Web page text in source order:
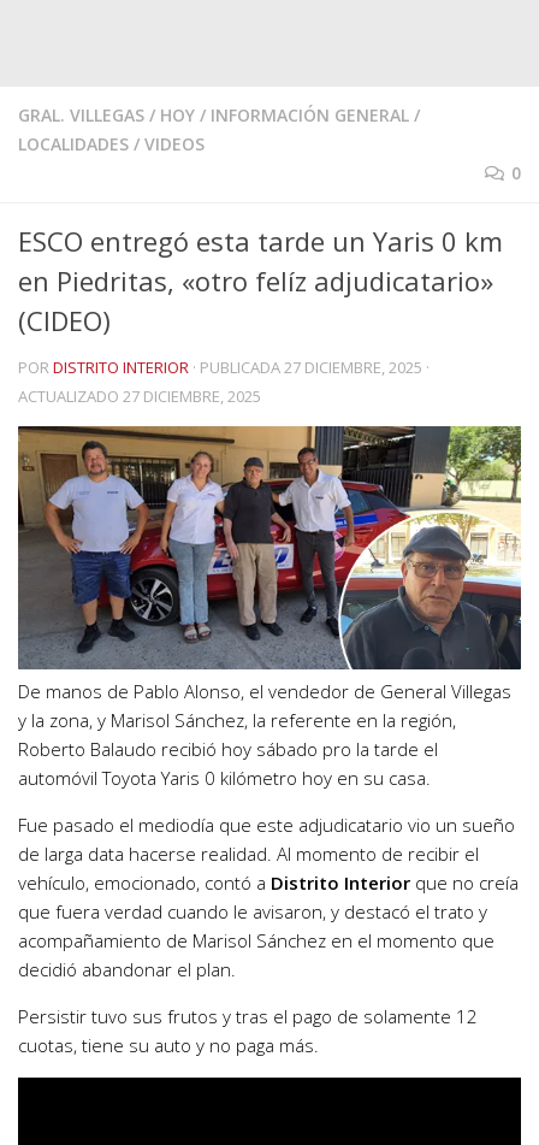
GRAL. VILLEGAS / HOY / INFORMACIÓN GENERAL /
LOCALIDADES / VIDEOS
0
ESCO entregó esta tarde un Yaris 0 km
en Piedritas, «otro felíz adjudicatario»
(CIDEO)
PORDISTRITO INTERIOR · PUBLICADA27 DICIEMBRE, 2025 ·
ACTUALIZADO 27 DICIEMBRE, 2025
De manos de Pablo Alonso, el vendedor de General Villegas
y la zona, y Marisol Sánchez, la referente en la región,
Roberto Balaudo recibió hoy sábado pro la tarde el
automóvil Toyota Yaris 0 kilómetro hoy en su casa.
Fue pasado el mediodía que este adjudicatario vio un sueño
de larga data hacerse realidad. Al momento de recibir el
vehículo, emocionado, contó a Distrito Interior que no creía
que fuera verdad cuando le avisaron, y destacó el trato y
acompañamiento de Marisol Sánchez en el momento que
decidió abandonar el plan.
Persistir tuvo sus frutos y tras el pago de solamente 12
cuotas, tiene su auto y no paga más.